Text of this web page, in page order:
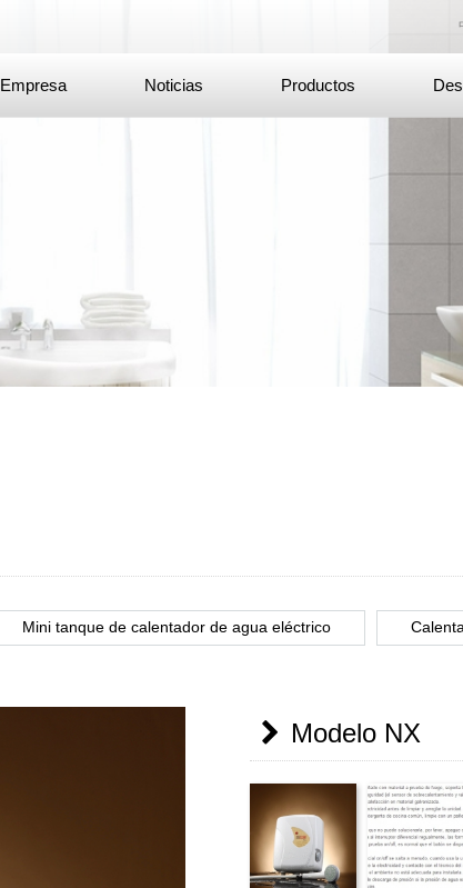
Empresa Noticias Productos
Mini tanque de calentador de agua eléctrico
Modelo NX